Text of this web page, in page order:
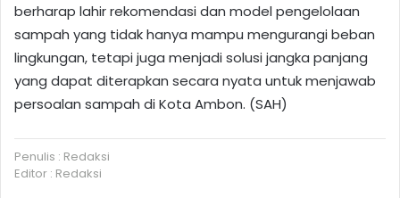
berharap lahir rekomendasi dan model pengelolaan
sampah yang tidak hanya mampu mengurangi beban
lingkungan, tetapi juga menjadi solusi jangka panjang
yang dapat diterapkan secara nyata untuk menjawab
persoalan sampah di Kota Ambon. (SAH)
Penulis : Redaksi
Editor : Redaksi